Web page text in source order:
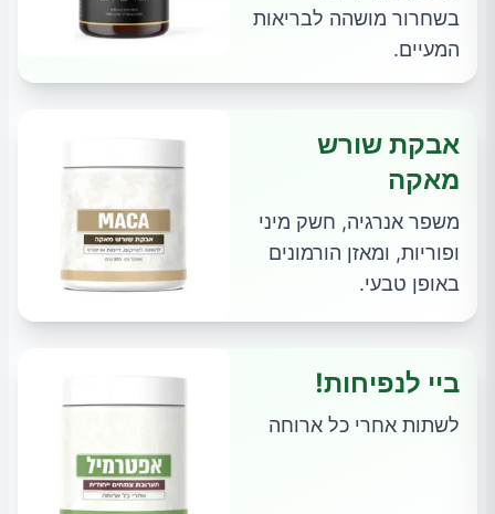
בשחרור מושהה לבריאות
המעיים.
אבקת שורש
מאקה
משפר אנרגיה, חשק מיני
ופוריות, ומאזן הורמונים
באופן טבעי.
ביי לנפיחות!
לשתות אחרי כל ארוחה